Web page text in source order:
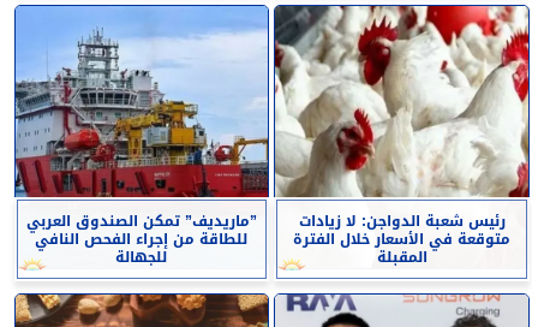
رئيس شعبة الدواجن: لا زيادات
متوقعة في الأسعار خلال الفترة
المقبلة
”ماريديف” تمكن الصندوق العربي
للطاقة من إجراء الفحص النافي
للجهالة